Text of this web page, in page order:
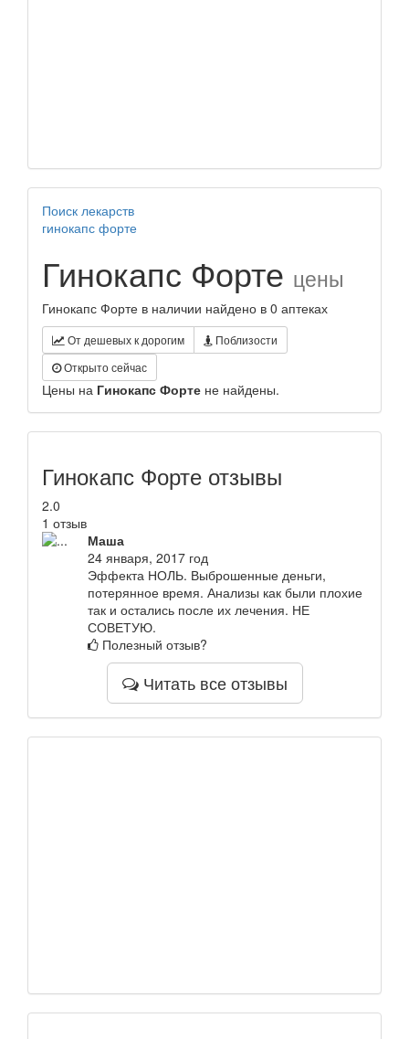
Поиск лекарств
гинокапс форте
Гинокапс Форте цены
Гинокапс Форте в наличии найдено в 0 аптеках
От дешевых к дорогим
Поблизости
Открыто сейчас
Цены на Гинокапс Форте не найдены.
Гинокапс Форте отзывы
2.0
1 отзыв
Маша
24 января, 2017 год
Эффекта НОЛЬ. Выброшенные деньги,
потерянное время. Анализы как были плохие
так и остались после их лечения. НЕ
СОВЕТУЮ.
Полезный отзыв?
Читать все отзывы